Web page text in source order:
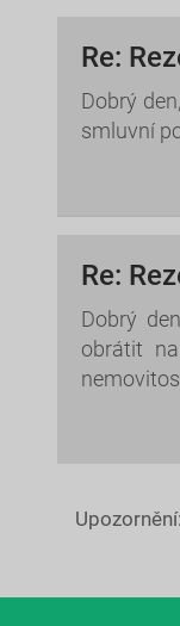
Re:
Dobrý
smluvní
Re:
Dobrý
obrátit